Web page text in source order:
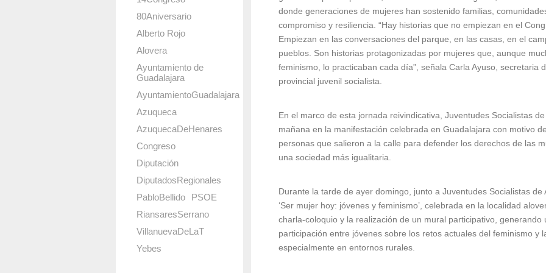
donde generaciones de mujeres han sostenido familias,
compromiso y resiliencia. “Hay historias que no empiezan en el
Empiezan en las conversaciones del parque, en las casas, en el
pueblos. Son historias protagonizadas por mujeres que, aunque
feminismo, lo practicaban cada día”, señala Carla Ayuso, secretaria
provincial juvenil socialista.
En el marco de esta jornada reivindicativa, Juventudes Socialistas
mañana en la manifestación celebrada en Guadalajara con motivo
personas que salieron a la calle para defender los derechos de las
una sociedad más igualitaria.
Durante la tarde de ayer domingo, junto a Juventudes Socialistas
‘Ser mujer hoy: jóvenes y feminismo’, celebrada en la localidad
charla-coloquio y la realización de un mural participativo,
participación entre jóvenes sobre los retos actuales del feminismo y
especialmente en entornos rurales.
80Aniversario
Alberto Rojo
Alovera
Ayuntamiento de
Guadalajara
AyuntamientoGuadalajara
Azuqueca
AzuquecaDeHenares
Congreso
Diputación
DiputadosRegionales
PabloBellido
PSOE
RiansaresSerrano
VillanuevaDeLaT
Yebes